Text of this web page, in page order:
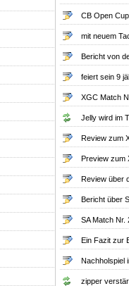
CB Open
mit neuem
Bericht von
feiert sein 9
XGC Match
Jelly wird im
Review zum
Preview zum
Review über
Bericht über
SA Match Nr.
Ein Fazit zur
Nachholspiel
zipper